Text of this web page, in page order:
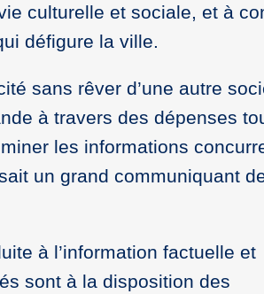
culturelle et sociale, et à
défigure la ville.
sans rêver d’une autre
à travers des dépenses
les informations
un grand communiquant
à l’information factuelle et
sont à la disposition des